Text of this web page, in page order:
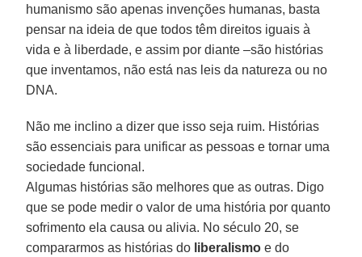
humanismo são apenas invenções humanas, basta
pensar na ideia de que todos têm direitos iguais à
vida e à liberdade, e assim por diante –são histórias
que inventamos, não está nas leis da natureza ou no
DNA.
Não me inclino a dizer que isso seja ruim. Histórias
são essenciais para unificar as pessoas e tornar uma
sociedade funcional.
Algumas histórias são melhores que as outras. Digo
que se pode medir o valor de uma história por quanto
sofrimento ela causa ou alivia. No século 20, se
compararmos as histórias do liberalismo e do